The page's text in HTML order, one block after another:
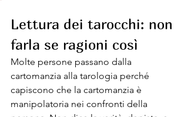
Lettura dei tarocchi: non
farla se ragioni così
Molte persone passano dalla
cartomanzia alla tarologia perché
capiscono che la cartomanzia è
manipolatoria nei confronti della